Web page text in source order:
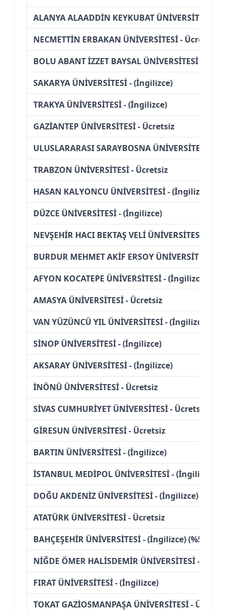
ALANYA ALAADDİN KEYKUBAT ÜNİVERSİTESİ -
NECMETTİN ERBAKAN ÜNİVERSİTESİ - Ücretsiz
BOLU ABANT İZZET BAYSAL ÜNİVERSİTESİ -
SAKARYA ÜNİVERSİTESİ - (İngilizce)
TRAKYA ÜNİVERSİTESİ - (İngilizce)
GAZİANTEP ÜNİVERSİTESİ - Ücretsiz
ULUSLARARASI SARAYBOSNA ÜNİVERSİTESİ -
TRABZON ÜNİVERSİTESİ - Ücretsiz
HASAN KALYONCU ÜNİVERSİTESİ - (İngilizce)
DÜZCE ÜNİVERSİTESİ - (İngilizce)
NEVŞEHİR HACI BEKTAŞ VELİ ÜNİVERSİTESİ -
BURDUR MEHMET AKİF ERSOY ÜNİVERSİTESİ -
AFYON KOCATEPE ÜNİVERSİTESİ - (İngilizce)
AMASYA ÜNİVERSİTESİ - Ücretsiz
VAN YÜZÜNCÜ YIL ÜNİVERSİTESİ - (İngilizce)
SİNOP ÜNİVERSİTESİ - (İngilizce)
AKSARAY ÜNİVERSİTESİ - (İngilizce)
İNÖNÜ ÜNİVERSİTESİ - Ücretsiz
SİVAS CUMHURİYET ÜNİVERSİTESİ - Ücretsiz
GİRESUN ÜNİVERSİTESİ - Ücretsiz
BARTIN ÜNİVERSİTESİ - (İngilizce)
İSTANBUL MEDİPOL ÜNİVERSİTESİ - (İngilizce)
DOĞU AKDENİZ ÜNİVERSİTESİ - (İngilizce)
ATATÜRK ÜNİVERSİTESİ - Ücretsiz
BAHÇEŞEHİR ÜNİVERSİTESİ - (İngilizce) (%50
NİĞDE ÖMER HALİSDEMİR ÜNİVERSİTESİ -
FIRAT ÜNİVERSİTESİ - (İngilizce)
TOKAT GAZİOSMANPAŞA ÜNİVERSİTESİ -